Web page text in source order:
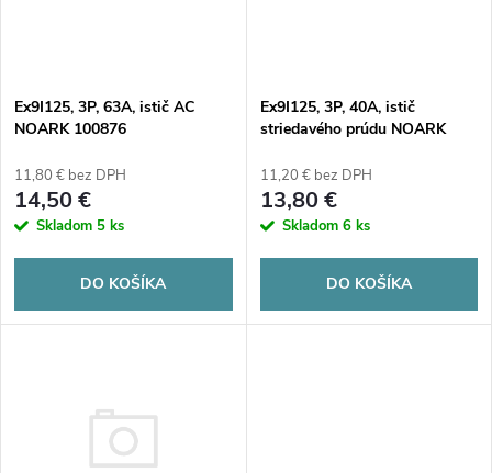
e
p
r
d
s
p
r
o
d
Ex9I125, 3P, 63A, istič AC
NOARK 100876
11,80 € bez DPH
14,50 €
Skladom 5 ks
DO KOŠÍKA
Ex9I125, 3P, 40A, istič
striedavého prúdu NOARK
11,20 € bez DPH
13,80 €
Skladom 6 ks
DO KOŠÍKA